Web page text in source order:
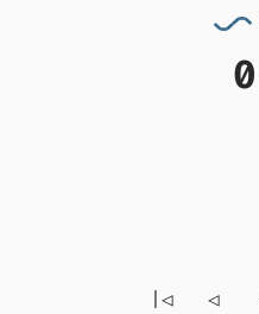
0
|◁ ◁